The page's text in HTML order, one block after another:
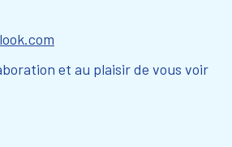
et au plaisir de vous voir